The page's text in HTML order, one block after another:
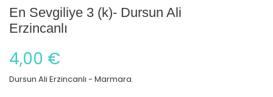
En Sevgiliye 3 (k)- Dursun Ali
Erzincanlı
4,00 €
Dursun Ali Erzincanlı - Marmara.